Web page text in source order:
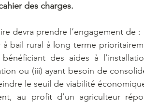
des charges.
devra prendre l’engagement de :
bail rural à long terme
des aides à
ou (iii) ayant besoin de
le seuil de viabilité
au profit d’un agriculteur